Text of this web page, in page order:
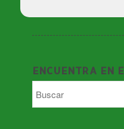
ENCUENTRA EN